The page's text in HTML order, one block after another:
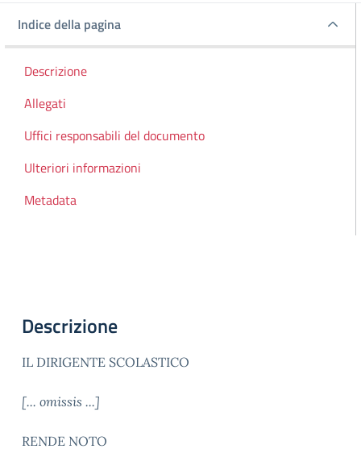
Indice della pagina
Indice della pagina
Descrizione
Allegati
Uffici responsabili del documento
Ulteriori informazioni
Metadata
Descrizione
IL DIRIGENTE SCOLASTICO
[... omissis ...]
RENDE NOTO